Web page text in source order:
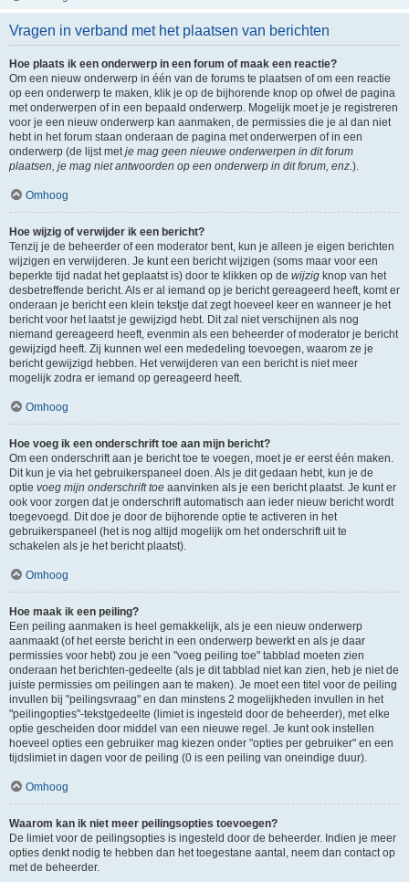
Vragen in verband met het plaatsen van berichten
Hoe plaats ik een onderwerp in een forum of maak een reactie?
Om een nieuw onderwerp in één van de forums te plaatsen of om een reactie
op een onderwerp te maken, klik je op de bijhorende knop op ofwel de pagina
met onderwerpen of in een bepaald onderwerp. Mogelijk moet je je registreren
voor je een nieuw onderwerp kan aanmaken, de permissies die je al dan niet
hebt in het forum staan onderaan de pagina met onderwerpen of in een
onderwerp (de lijst metje mag geen nieuwe onderwerpen in dit forum
plaatsen, je mag niet antwoorden op een onderwerp in dit forum, enz.).
Omhoog
Hoe wijzig of verwijder ik een bericht?
Tenzij je de beheerder of een moderator bent, kun je alleen je eigen berichten
wijzigen en verwijderen. Je kunt een bericht wijzigen (soms maar voor een
beperkte tijd nadat het geplaatst is) door te klikken op de wijzig knop van het
desbetreffende bericht. Als er al iemand op je bericht gereageerd heeft, komt er
onderaan je bericht een klein tekstje dat zegt hoeveel keer en wanneer je het
bericht voor het laatst je gewijzigd hebt. Dit zal niet verschijnen als nog
niemand gereageerd heeft, evenmin als een beheerder of moderator je bericht
gewijzigd heeft. Zij kunnen wel een mededeling toevoegen, waarom ze je
bericht gewijzigd hebben. Het verwijderen van een bericht is niet meer
mogelijk zodra er iemand op gereageerd heeft.
Omhoog
Hoe voeg ik een onderschrift toe aan mijn bericht?
Om een onderschrift aan je bericht toe te voegen, moet je er eerst één maken.
Dit kun je via het gebruikerspaneel doen. Als je dit gedaan hebt, kun je de
optie voeg mijn onderschrift toe aanvinken als je een bericht plaatst. Je kunt er
ook voor zorgen dat je onderschrift automatisch aan ieder nieuw bericht wordt
toegevoegd. Dit doe je door de bijhorende optie te activeren in het
gebruikerspaneel (het is nog altijd mogelijk om het onderschrift uit te
schakelen als je het bericht plaatst).
Omhoog
Hoe maak ik een peiling?
Een peiling aanmaken is heel gemakkelijk, als je een nieuw onderwerp
aanmaakt (of het eerste bericht in een onderwerp bewerkt en als je daar
permissies voor hebt) zou je een "voeg peiling toe" tabblad moeten zien
onderaan het berichten-gedeelte (als je dit tabblad niet kan zien, heb je niet de
juiste permissies om peilingen aan te maken). Je moet een titel voor de peiling
invullen bij "peilingsvraag" en dan minstens 2 mogelijkheden invullen in het
"peilingopties"-tekstgedeelte (limiet is ingesteld door de beheerder), met elke
optie gescheiden door middel van een nieuwe regel. Je kunt ook instellen
hoeveel opties een gebruiker mag kiezen onder "opties per gebruiker" en een
tijdslimiet in dagen voor de peiling (0 is een peiling van oneindige duur).
Omhoog
Waarom kan ik niet meer peilingsopties toevoegen?
De limiet voor de peilingsopties is ingesteld door de beheerder. Indien je meer
opties denkt nodig te hebben dan het toegestane aantal, neem dan contact op
met de beheerder.